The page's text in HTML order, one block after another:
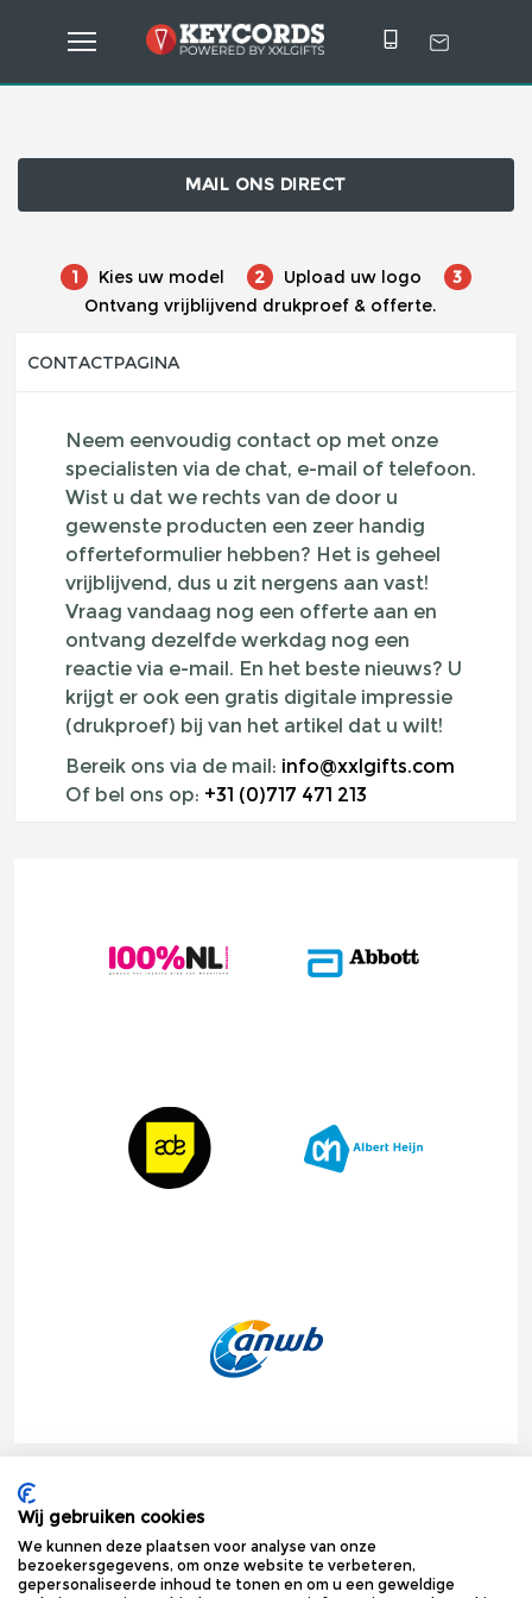
MAIL ONS DIRECT
1 Kies uw model 2 Upload uw logo
3
Ontvang vrijblijvend drukproef & offerte.
CONTACTPAGINA
Neem eenvoudig contact op met onze
specialisten via de chat, e-mail of telefoon.
Wist u dat we rechts van de door u
gewenste producten een zeer handig
offerteformulier hebben? Het is geheel
vrijblijvend, dus u zit nergens aan vast!
Vraag vandaag nog een offerte aan en
ontvang dezelfde werkdag nog een
reactie via e-mail. En het beste nieuws? U
krijgt er ook een gratis digitale impressie
(drukproef) bij van het artikel dat u wilt!
Bereik ons via de mail: info@xxlgifts.com
Of bel ons op: +31 (0)717 471 213
Onze bedrukte gifts hebben wij al mogen leveren aan de
mooiste bedrijven van de Benelux. Hoe kunnen we u van dienst
zijn?
Wij gebruiken cookies
We kunnen deze plaatsen voor analyse van onze
bezoekersgegevens, om onze website te verbeteren,
gepersonaliseerde inhoud te tonen en om u een geweldige